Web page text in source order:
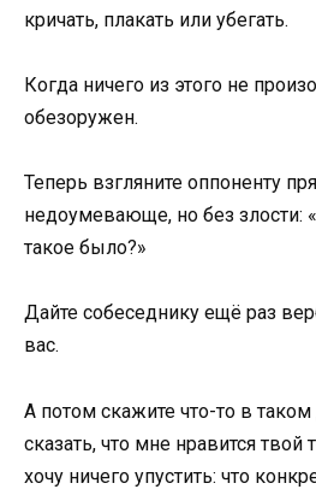
кричать, плакать или убегать.
Когда ничего из этого не
обезоружен.
Теперь взгляните оппоненту
недоумевающе, но без злости:
такое было?»
Дайте собеседнику ещё раз
вас.
А потом скажите что-то в
сказать, что мне нравится твой
хочу ничего упустить: что